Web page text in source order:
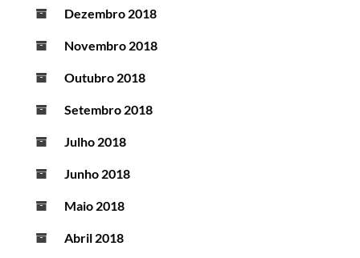
Dezembro 2018
Novembro 2018
Outubro 2018
Setembro 2018
Julho 2018
Junho 2018
Maio 2018
Abril 2018